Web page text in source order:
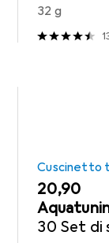
32 g
Cuscinetto
EUR
20,90
30 Set di